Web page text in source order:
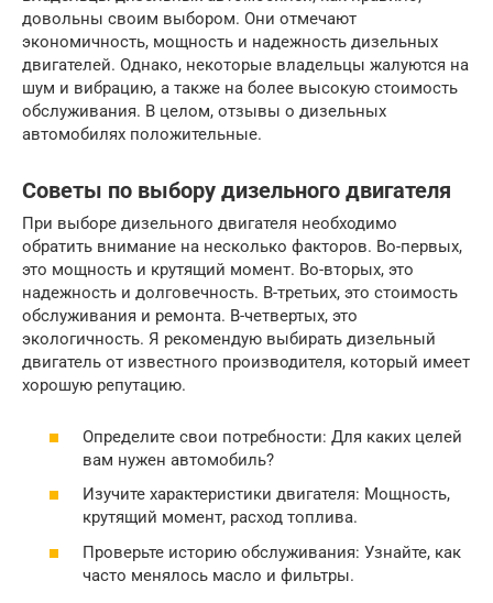
довольны своим выбором. Они отмечают
экономичность, мощность и надежность дизельных
двигателей. Однако, некоторые владельцы жалуются на
шум и вибрацию, а также на более высокую стоимость
обслуживания. В целом, отзывы о дизельных
автомобилях положительные.
Советы по выбору дизельного двигателя
При выборе дизельного двигателя необходимо
обратить внимание на несколько факторов. Во-первых,
это мощность и крутящий момент. Во-вторых, это
надежность и долговечность. В-третьих, это стоимость
обслуживания и ремонта. В-четвертых, это
экологичность. Я рекомендую выбирать дизельный
двигатель от известного производителя, который имеет
хорошую репутацию.
Определите свои потребности: Для каких целей
вам нужен автомобиль?
Изучите характеристики двигателя: Мощность,
крутящий момент, расход топлива.
Проверьте историю обслуживания: Узнайте, как
часто менялось масло и фильтры.